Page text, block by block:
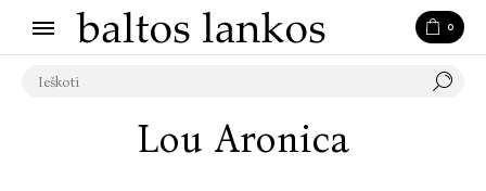
0
Lou Aronica